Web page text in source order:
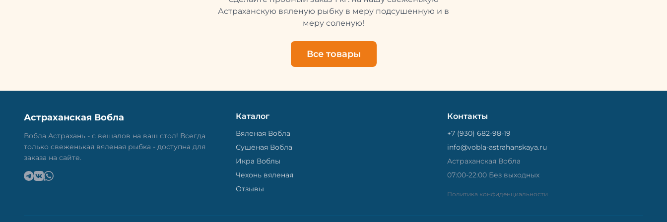
рыбу упаковывают в специальный
пакет, чтобы она не портилась и не
не просто вкусная еда, но и
пример того, как можно сочетать
старые рецепты и современные
вкусно.
Астраханскую вяленую рыбку в меру подсушенную и в
меру соленую!
Все товары
Астраханская Вобла
Вобла Астрахань - с вешалов на ваш стол! Всегда
только свеженькая вяленая рыбка - доступна для
заказа на сайте.
Каталог
Вяленая Вобла
Сушёная Вобла
Икра Воблы
Чехонь вяленая
Отзывы
Контакты
+7 (930) 682-98-19
info@vobla-astrahanskaya.ru
Астраханская Вобла
07:00-22:00 Без выходных
Политика конфиденциальности